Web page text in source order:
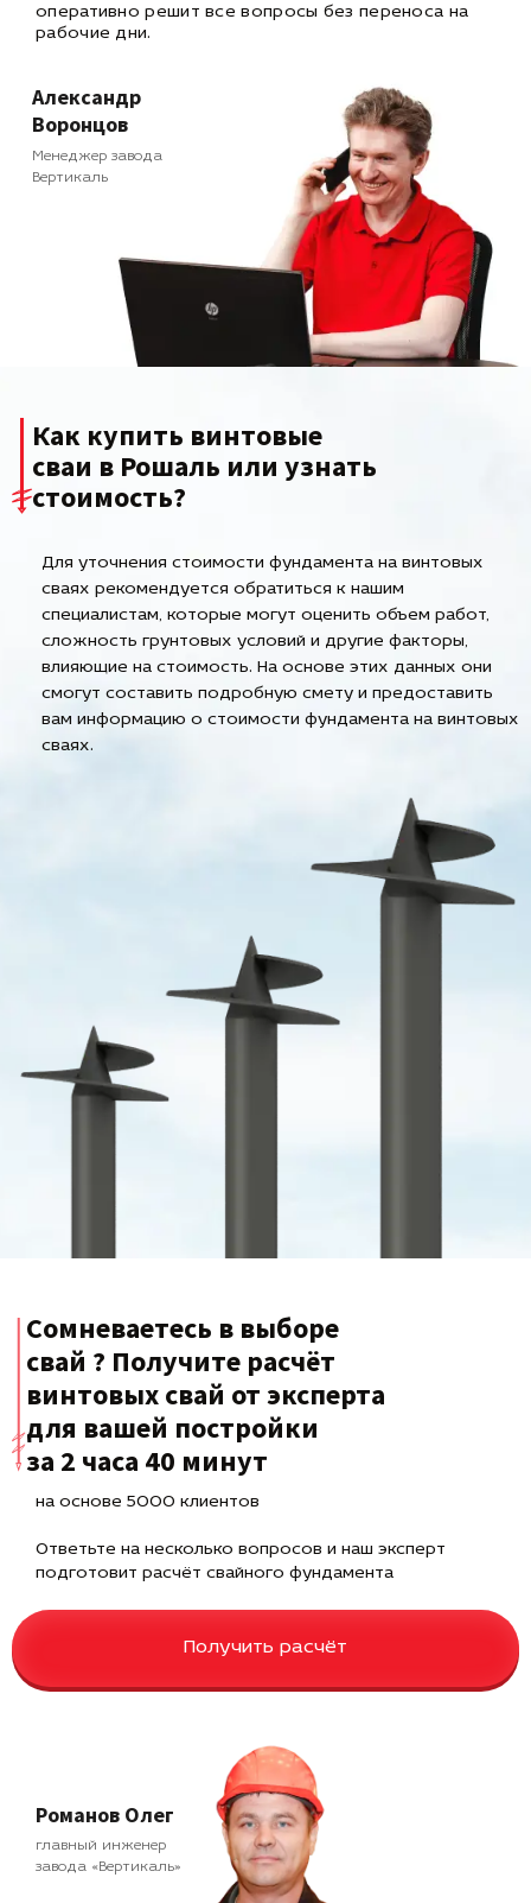
оперативнорешит все вопросы без переноса на
рабочие дни.
Александр
Воронцов
Менеджер завода
Вертикаль
Как купить винтовые
сваи в Рошаль или узнать
стоимость?
Для уточнения стоимости фундамента на винтовых
сваях рекомендуется обратиться к нашим
специалистам, которые могут оценить объем работ,
сложность грунтовых условий и другие факторы,
влияющие на стоимость. На основе этих данных они
смогут составить подробную смету и предоставить
вам информацию о стоимости фундамента на винтовых
сваях.
Сомневаетесь в выборе
свай ? Получите расчёт
винтовых свай от эксперта
для вашей постройки
за 2 часа 40 минут
на основе 5000 клиентов
Ответьте на несколько вопросов и наш эксперт
подготовит расчёт свайного фундамента
Получить расчёт
Романов Олег
главный инженер
завода «Вертикаль»